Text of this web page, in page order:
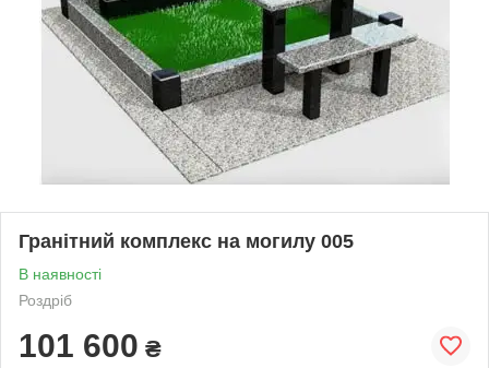
Гранітний комплекс на могилу 005
В наявності
Роздріб
101 600 ₴